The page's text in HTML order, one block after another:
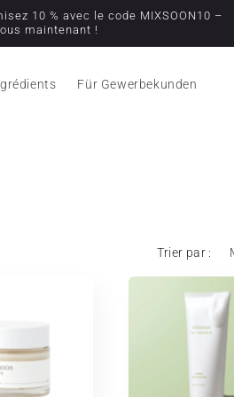
10 % avec le code MIXSOON10 –
maintenant !
Für Gewerbekunden
Trier par :